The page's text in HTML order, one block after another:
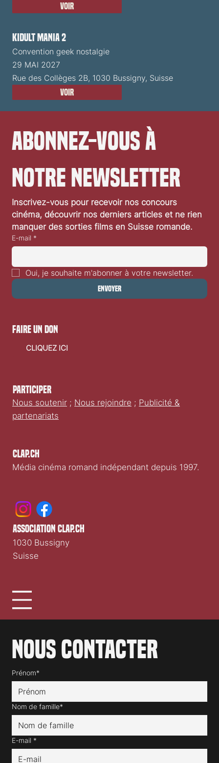
Voir
Kidult Mania 2
Convention geek nostalgie
29 MAI 2027
Rue des Collèges 2B, 1030 Bussigny, Suisse
Voir
Abonnez-vous à
notre newsletter
Inscrivez-vous pour recevoir nos concours
cinéma, découvrir nos derniers articles et ne rien
manquer des sorties films en Suisse romande.
E-mail *
Oui, je souhaite m'abonner à votre newsletter.
Envoyer
Clap.ch
Média cinéma romand indépendant depuis 1997.
Participer
Nous soutenir ; Nous rejoindre ; Publicité &
partenariats
Nous contacter
Prénom*
Nom de famille*
E-mail *
faire un don
CLIQUEZ ICI
association clap.ch
1030 Bussigny
Suisse